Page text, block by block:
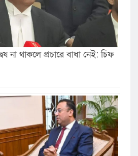
না থাকলে প্রচারে বাধা নেই: চিফ